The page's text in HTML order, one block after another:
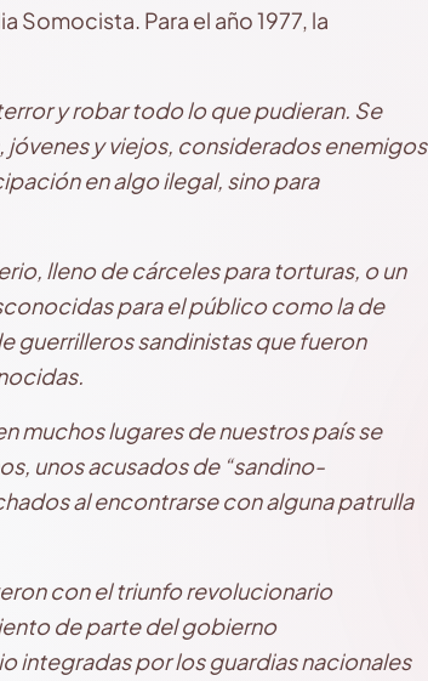
Somocista. Para el año 1977, la
y robar todo lo que pudieran. Se
y viejos, considerados enemigos
en algo ilegal, sino para
lleno de cárceles para torturas, o un
para el público como la de
guerrilleros sandinistas que fueron
muchos lugares de nuestros país se
unos acusados de “sandino-
al encontrarse con alguna patrulla
con el triunfo revolucionario
de parte del gobierno
integradas por los guardias nacionales